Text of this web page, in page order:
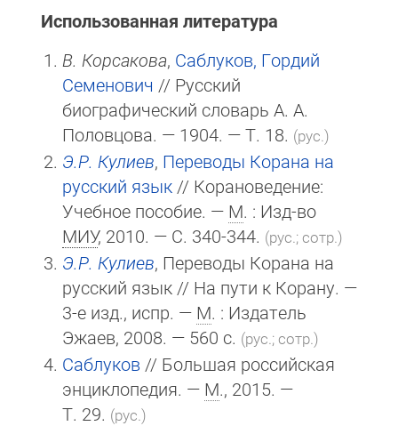
Использованная литература
В. Корсакова, Саблуков, Гордий
Семенович // Русский
биографический словарь А. А.
Половцова. — 1904. — Т. 18. (рус.)
Э.Р. Кулиев, Переводы Корана на
русский язык // Корановедение:
Учебное пособие. — М. : Изд-во
МИУ, 2010. — С. 340-344. (рус.; сотр.)
Э.Р. Кулиев, Переводы Корана на
русский язык // На пути к Корану. —
3-е изд., испр. — М. : Издатель
Эжаев, 2008. — 560 с. (рус.; сотр.)
Саблуков // Большая российская
энциклопедия. — М., 2015. —
Т. 29. (рус.)